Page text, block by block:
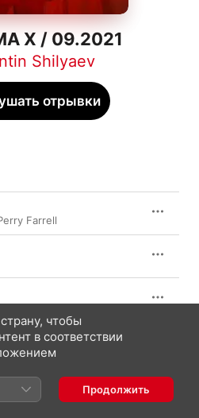
X / 09.2021
Shilyaev
отрывки
Farrell
чтобы
в соответствии
Продолжить